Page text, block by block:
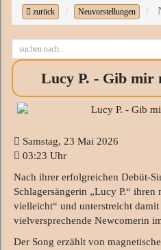
zurück Neuvorstellungen
Lucy P. - Gib mir
Samstag, 23 Mai 2026
03:23 Uhr
Nach ihrer erfolgreichen Debüt-
Schlagersängerin „Lucy P.“
vielleicht“ und unterstreicht
vielversprechende Newcomerin
Der Song erzählt von